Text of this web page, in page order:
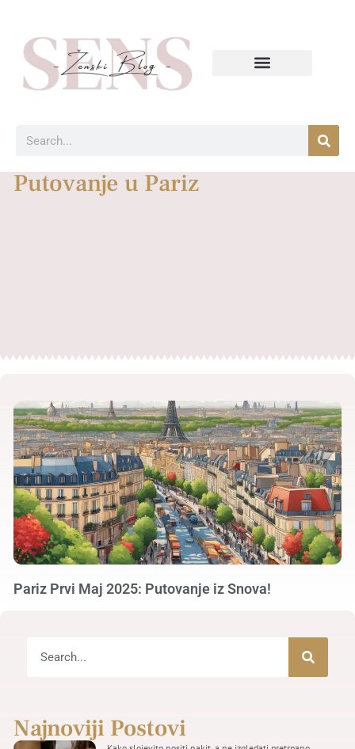
Putovanje u Pariz
Pariz Prvi Maj 2025: Putovanje iz Snova!
Najnoviji Postovi